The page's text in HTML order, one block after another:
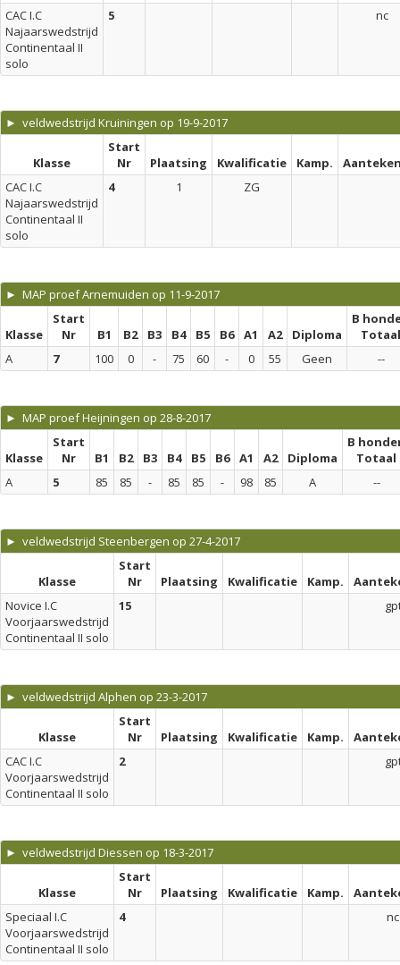
CAC I.C
Najaarswedstrijd
Continentaal II
solo
5 nc
► veldwedstrijd Kruiningen op 19-9-2017
Klasse
Start
Nr
Plaatsing Kwalificatie Kamp.
CAC I.C
Najaarswedstrijd
Continentaal II
solo
4 1 ZG
► MAP proef Arnemuiden op 11-9-2017
Klasse
Start
Nr
B1 B2 B3 B4 B5 B6 A1 A2 Diploma
B
Totaal
A
7 100 0 - 75 60 - 0 55 Geen --
► MAP proef Heijningen op 28-8-2017
Klasse
Start
Nr
B1 B2 B3 B4 B5 B6 A1 A2 Diploma
B
Totaal
A
5 85 85 - 85 85 - 98 85 A --
► veldwedstrijd Steenbergen op 27-4-2017
Klasse
Start
Nr
Plaatsing Kwalificatie Kamp.
Novice I.C
Voorjaarswedstrijd
Continentaal II solo
15
► veldwedstrijd Alphen op 23-3-2017
Klasse
Start
Nr
Plaatsing Kwalificatie Kamp.
CAC I.C
Voorjaarswedstrijd
Continentaal II solo
2
► veldwedstrijd Diessen op 18-3-2017
Klasse
Start
Nr
Plaatsing Kwalificatie Kamp.
Speciaal I.C
Voorjaarswedstrijd
Continentaal II solo
4 nc